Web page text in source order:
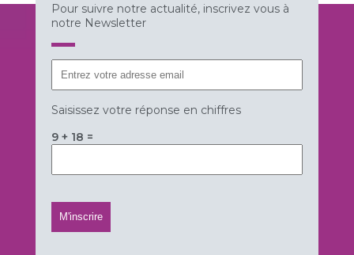
Pour suivre notre actualité, inscrivez vous à
notre Newsletter
Saisissez votre réponse en chiffres
9 + 18 =